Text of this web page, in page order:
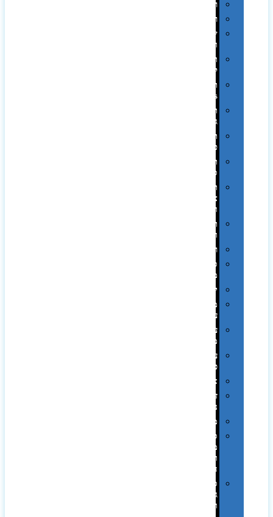
רטרו
רכב
שעונים
ומסגרות
תיקים
לכנסים
תיקי
Swiss
תיקי
תיקי
טיולים
תיקי
ספורט
תיקי
ומכתביות
תערוכות
וכנסים
רמקולים
סוכריות
ממותגות
יודאיקה
מארזי
עטים
עטי
מתכת
עטי
פלסטיק
אוזניות
זכרונות
ניידים
מפצלים
סביבת
מחשב
וציוד
היקפי
סוללות
גיבוי
ומטענים